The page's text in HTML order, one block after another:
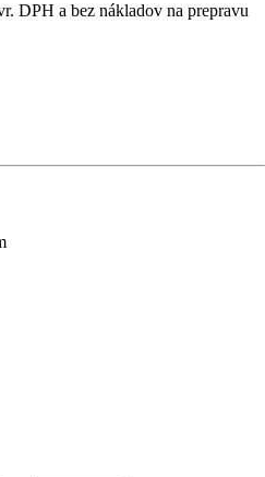
DPH a bez nákladov na prepravu